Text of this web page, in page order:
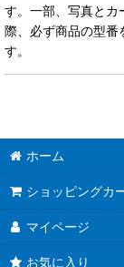
す。一部、写真とカ
際、必ず商品の型番
す。
ホーム
ショッピングカ
マイページ
お気に入り